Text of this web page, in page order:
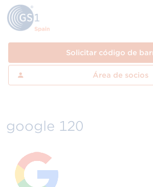
Solicitar código de
Área de socios
google 120